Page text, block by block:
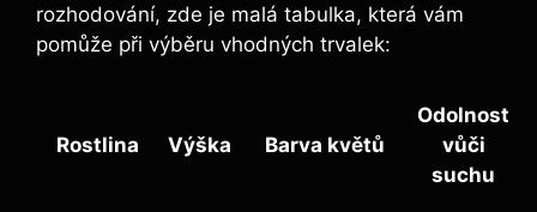
rozhodování, zde je malá tabulka, která vám
pomůže při výběru vhodných trvalek:
Rostlina Výška Barva květů
Odolnost
vůči
suchu